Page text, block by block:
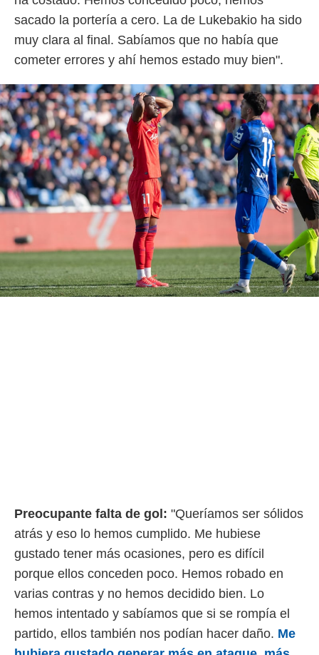
sacado la portería a cero. La de Lukebakio ha sido
muy clara al final. Sabíamos que no había que
cometer errores y ahí hemos estado muy bien".
Preocupante falta de gol: "Queríamos ser sólidos
atrás y eso lo hemos cumplido. Me hubiese
gustado tener más ocasiones, pero es difícil
porque ellos conceden poco. Hemos robado en
varias contras y no hemos decidido bien. Lo
hemos intentado y sabíamos que si se rompía el
partido, ellos también nos podían hacer daño. Me